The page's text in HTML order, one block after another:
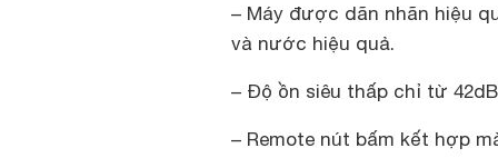
– Máy được dãn nhãn hiệu
và nước hiệu quả.
– Độ ồn siêu thấp chỉ từ 42dB
– Remote nút bấm kết hợp